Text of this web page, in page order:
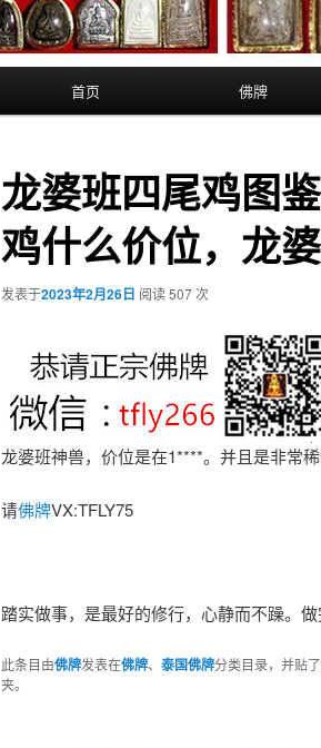
首页 佛牌
龙婆班四尾鸡图
鸡什么价位，龙
发表于2023年2月26日 阅读 507 次
龙婆班神兽，价位是在1****。并且是非常
请佛牌VX:TFLY75
踏实做事，是最好的修行，心静而不躁。
此条目由佛牌发表在佛牌、 泰国佛牌分类目录，并贴了
夹。